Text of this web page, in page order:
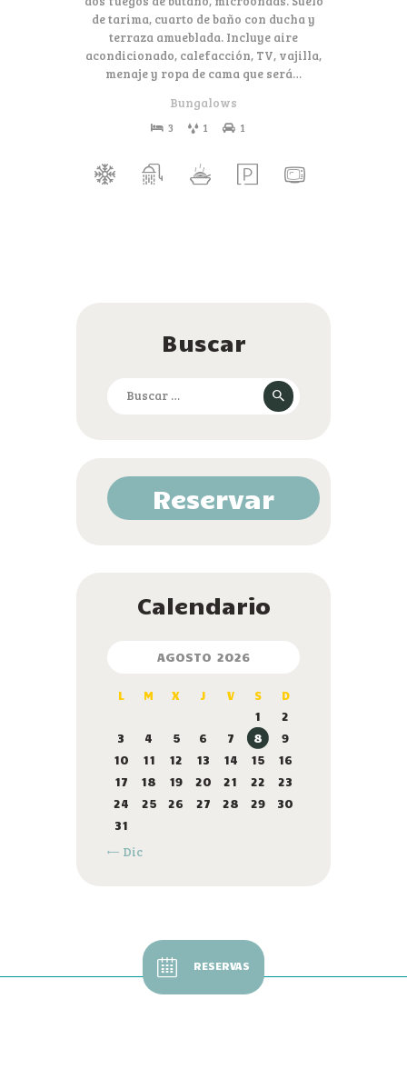
de tarima, cuarto de baño con ducha y
terraza amueblada. Incluye aire
acondicionado, calefacción, TV, vajilla,
menaje y ropa de cama que será…
Bungalows
3 1 1
Buscar
Reservar
Calendario
AGOSTO 2026
L M X J V S
D
1
2
3
4 5 6 7 8
9
10
11 12 13 14 15
16
17
18 19 20 21 22
23
24
25 26 27 28 29
30
31
« Dic
RESERVAS